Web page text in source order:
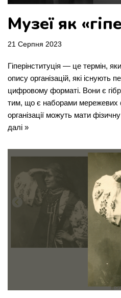
Музеї як
21 Серпня 2023
Гіперінституція — це термін,
опису організацій, які
цифровому форматі. Вони є
тим, що є наборами мережевих
організації можуть мати
далі »